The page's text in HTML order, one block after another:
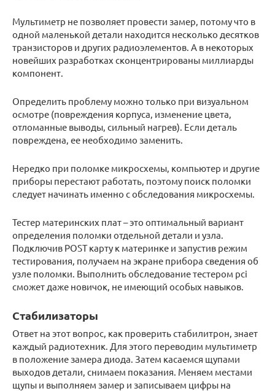
Мультиметр не позволяет провести замер, потому что в
одной маленькой детали находится несколько десятков
транзисторов и других радиоэлементов. А в некоторых
новейших разработках сконцентрированы миллиарды
компонент.
Определить проблему можно только при визуальном
осмотре (повреждения корпуса, изменение цвета,
отломанные выводы, сильный нагрев). Если деталь
повреждена, ее необходимо заменить.
Нередко при поломке микросхемы, компьютер и другие
приборы перестают работать, поэтому поиск поломки
следует начинать именно с обследования микросхемы.
Тестер материнских плат – это оптимальный вариант
определения поломки отдельной детали и узла.
Подключив POST карту к материнке и запустив режим
тестирования, получаем на экране прибора сведения об
узле поломки. Выполнить обследование тестером pci
сможет даже новичок, не имеющий особых навыков.
Стабилизаторы
Ответ на этот вопрос, как проверить стабилитрон, знает
каждый радиотехник. Для этого переводим мультиметр
в положение замера диода. Затем касаемся щупами
выходов детали, снимаем показания. Меняем местами
щупы и выполняем замер и записываем цифры на